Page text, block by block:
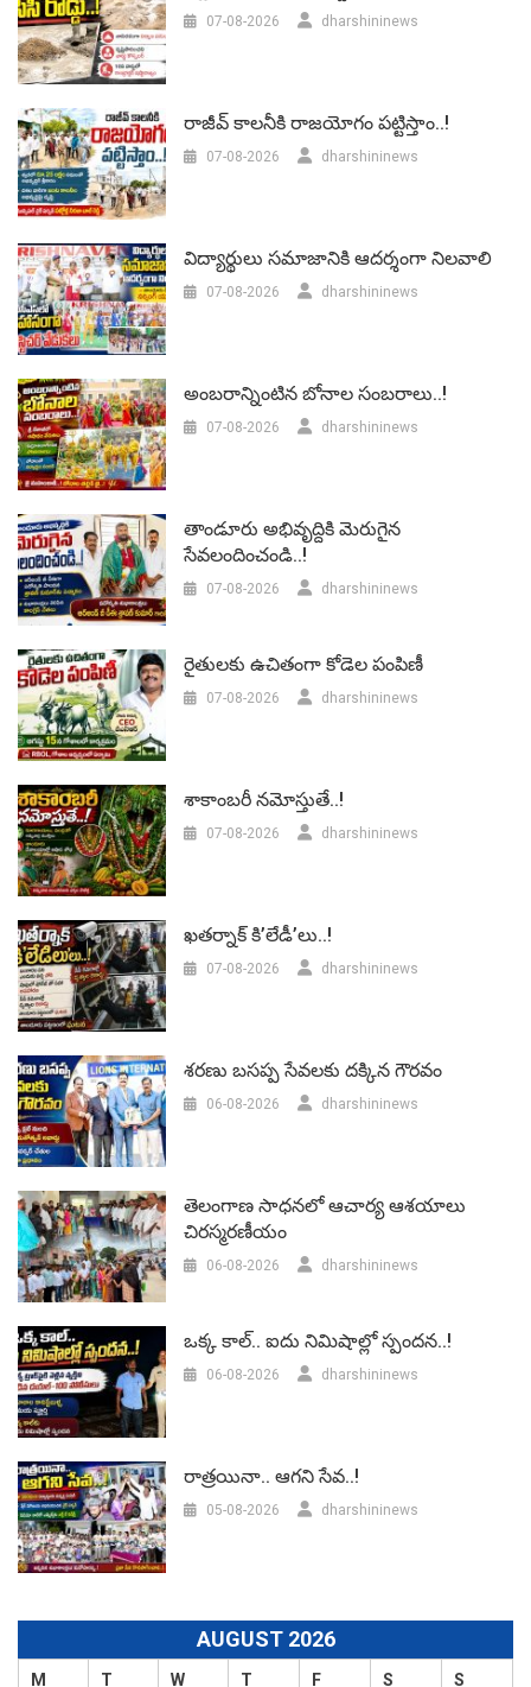
07-08-2026 dharshininews
రాజీవ్ కాలనీకి రాజయోగం పట్టిస్తాం..!
07-08-2026 dharshininews
విద్యార్థులు సమాజానికి ఆదర్శంగా నిలవాలి
07-08-2026 dharshininews
అంబరాన్నింటిన బోనాల సంబరాలు..!
07-08-2026 dharshininews
తాండూరు అభివృద్దికి మెరుగైన
సేవలందించండి..!
07-08-2026 dharshininews
రైతులకు ఉచితంగా కోడెల పంపిణీ
07-08-2026 dharshininews
శాకాంబరీ నమోస్తుతే..!
07-08-2026 dharshininews
ఖతర్నాక్ కి’లేడీ’లు..!
07-08-2026 dharshininews
శరణు బసప్ప సేవలకు దక్కిన గౌరవం
06-08-2026 dharshininews
తెలంగాణ సాధనలో ఆచార్య ఆశయాలు
చిరస్మరణీయం
06-08-2026 dharshininews
ఒక్క కాల్.. ఐదు నిమిషాల్లో స్పందన..!
06-08-2026 dharshininews
రాత్రయినా.. ఆగని సేవ..!
05-08-2026 dharshininews
AUGUST 2026
M T W T F S S